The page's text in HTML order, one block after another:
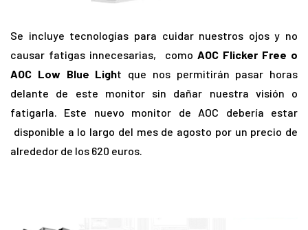
Se incluye tecnologías para cuidar nuestros ojos y no
causar fatigas innecesarias, como AOC Flicker Free o
AOC Low Blue Light que nos permitirán pasar horas
delante de este monitor sin dañar nuestra visión o
fatigarla. Este nuevo monitor de AOC debería estar
disponible a lo largo del mes de agosto por un precio de
alrededor de los 620 euros.